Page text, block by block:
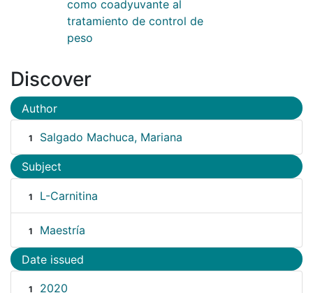
como coadyuvante al
tratamiento de control de
peso
Discover
Author
1 Salgado Machuca, Mariana
Subject
1 L-Carnitina
1 Maestría
Date issued
1 2020